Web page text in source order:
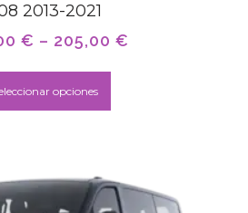
2013-2021
€ – 205,00 €
opciones